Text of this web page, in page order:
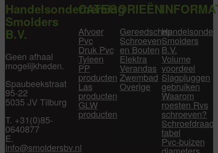
Handelsonderneming
Smolders
B.V.
Geen afhaal
mogelijkheden.
Spaubeekstraat
95-22
5035 JV Tilburg
T. +31(0)85-
0640877
E.
info@smoldersbv.nl
CATEGORIEËN
Afvoer
Pvc
Druk Pvc
Tyleen
PP
producten
Las
producten
GLW
producten
Gereedschap
Schroeven
en Bouten
Elektra
Verandas
Zwembad
Overige
Smolders
B.V.
Volume
voordeel
Slagpluggen
gebruiken
Waarom
roesten Rvs
schroeven?
Schroefdraad
tabel
Pvc-buizen